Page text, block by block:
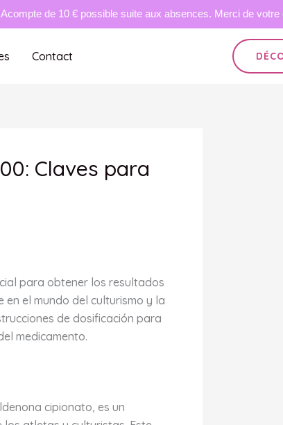
de 10 € possible suite aux absences. Merci de
Contact
Claves para
para obtener los resultados
en el mundo del culturismo y la
de dosificación para
medicamento.
cipionato, es un